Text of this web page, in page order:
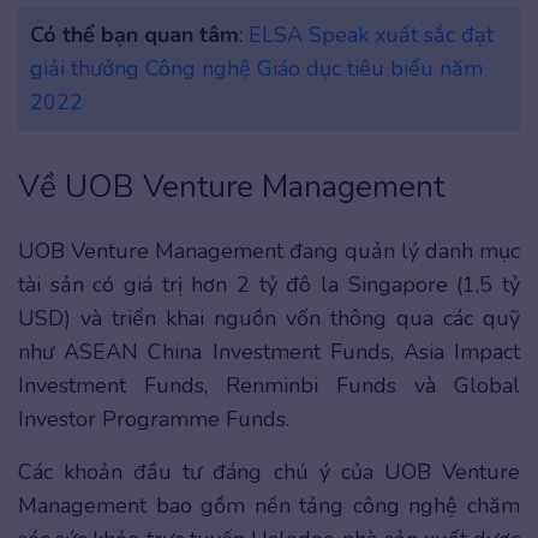
Có thể bạn quan tâm: ELSA Speak xuất sắc đạt
giải thưởng Công nghệ Giáo dục tiêu biểu năm
2022
Về UOB Venture Management
UOB Venture Management đang quản lý danh mục
tài sản có giá trị hơn 2 tỷ đô la Singapore (1,5 tỷ
USD) và triển khai nguồn vốn thông qua các quỹ
như ASEAN China Investment Funds, Asia Impact
Investment Funds, Renminbi Funds và Global
Investor Programme Funds.
Các khoản đầu tư đáng chú ý của UOB Venture
Management bao gồm nền tảng công nghệ chăm